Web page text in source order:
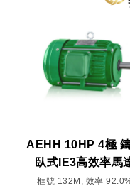
AEHH 10HP 4極
臥式IE3高效率馬
框號 132M, 效率